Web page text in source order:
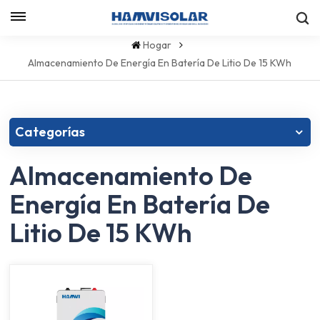
Hogar
Almacenamiento De Energía En Batería De Litio De 15 KWh
Categorías
Almacenamiento De
Energía En Batería De
Litio De 15 KWh